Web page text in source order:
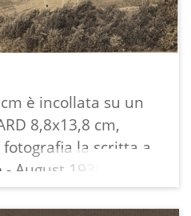
è incollata su un
8,8x13,8 cm,
la scritta a
August 1930 (o